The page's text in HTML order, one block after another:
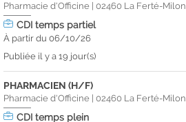
Pharmacie d'Officine |02460 La Ferté-Milon
CDItemps partiel
À partir du 06/10/26
Publiée il y a 19 jour(s)
PHARMACIEN (H/F)
Pharmacie d'Officine |02460 La Ferté-Milon
CDItemps plein